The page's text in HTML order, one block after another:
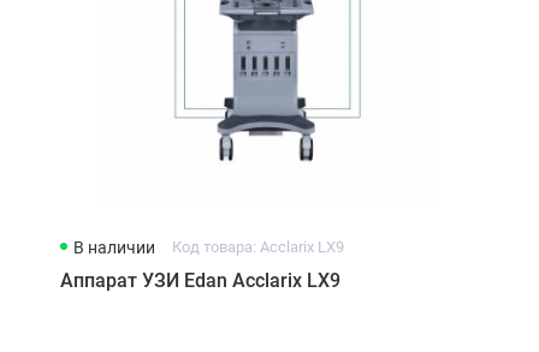
В наличии Код товара: Acclarix LX9
Аппарат УЗИ Edan Acclarix LX9